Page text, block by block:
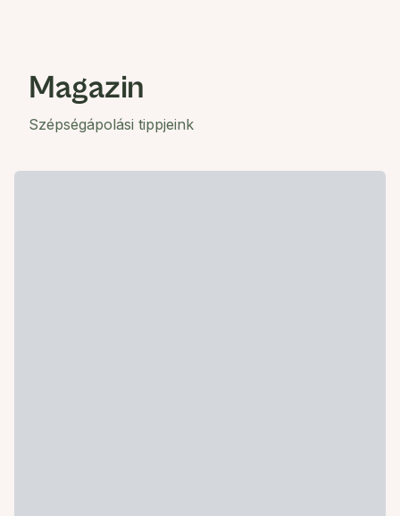
Magazin
Szépségápolási tippjeink